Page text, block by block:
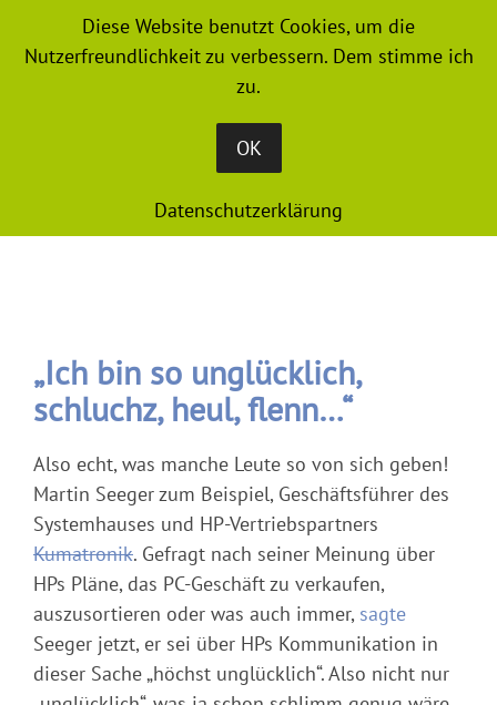
„Ich bin so unglücklich,
schluchz, heul, flenn…“
Also echt, was manche Leute so von sich geben!
Martin Seeger zum Beispiel, Geschäftsführer des
Systemhauses und HP-Vertriebspartners
Kumatronik. Gefragt nach seiner Meinung über
HPs Pläne, das PC-Geschäft zu verkaufen,
auszusortieren oder was auch immer, sagte
Seeger jetzt, er sei über HPs Kommunikation in
dieser Sache „höchst unglücklich“. Also nicht nur
Diese Website benutzt Cookies, um die
Nutzerfreundlichkeit zu verbessern. Dem stimme ich
zu.
OK
Datenschutzerklärung